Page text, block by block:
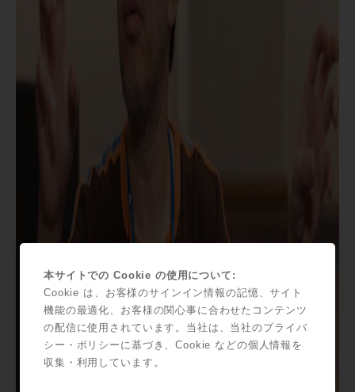
本サイトでの Cookie の使用について:
Cookie は、お客様のサインイン情報の記憶、サイト
機能の最適化、お客様の関心事に合わせたコンテンツ
の配信に使用されています。当社は、当社のプライバ
シー・ポリシーに基づき、Cookie などの個人情報を
収集・利用しています。